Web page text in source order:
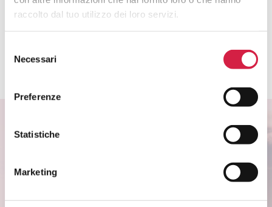
raccolto dal tuo utilizzo dei loro servizi.
delNecessari
Preferenze
Statistiche
Marketing
ospedali Bollino Rosa.